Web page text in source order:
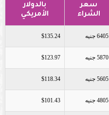
سعر
الشراء
بالدولار
الأمريكي
6405 جنيه $135.24
5870 جنيه $123.97
5605 جنيه $118.34
4805 جنيه $101.43